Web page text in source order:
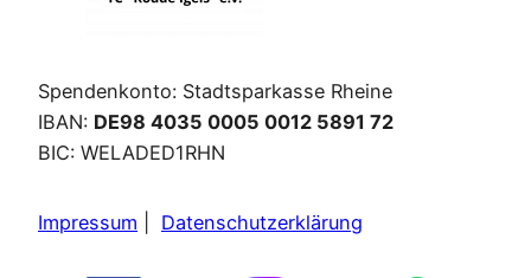
Spendenkonto: Stadtsparkasse Rheine
IBAN: DE98 4035 0005 0012 5891 72
BIC: WELADED1RHN
Impressum Datenschutzerklärung